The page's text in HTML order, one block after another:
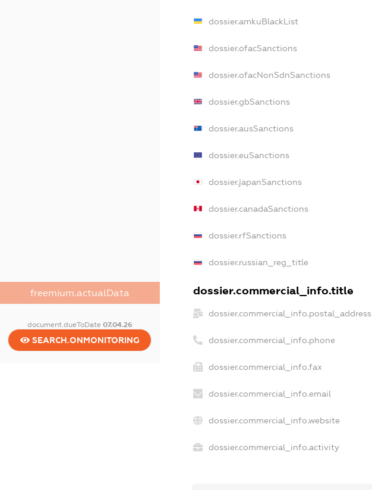
freemium.actualData
document.dueToDate 07.04.26
SEARCH.ONMONITORING
dossier.amkuBlackList
dossier.ofacSanctions
dossier.ofacNonSdnSanctions
dossier.gbSanctions
dossier.ausSanctions
dossier.euSanctions
dossier.japanSanctions
dossier.canadaSanctions
dossier.rfSanctions
dossier.russian_reg_title
dossier.commercial_info.title
dossier.commercial_info.postal_address
dossier.commercial_info.phone
dossier.commercial_info.fax
dossier.commercial_info.email
dossier.commercial_info.website
dossier.commercial_info.activity